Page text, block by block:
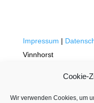
Cookie-
Wir verwenden Cookies, um
Impressum |
Vinnhorst